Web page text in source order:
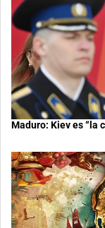
Maduro: Kiev es “la